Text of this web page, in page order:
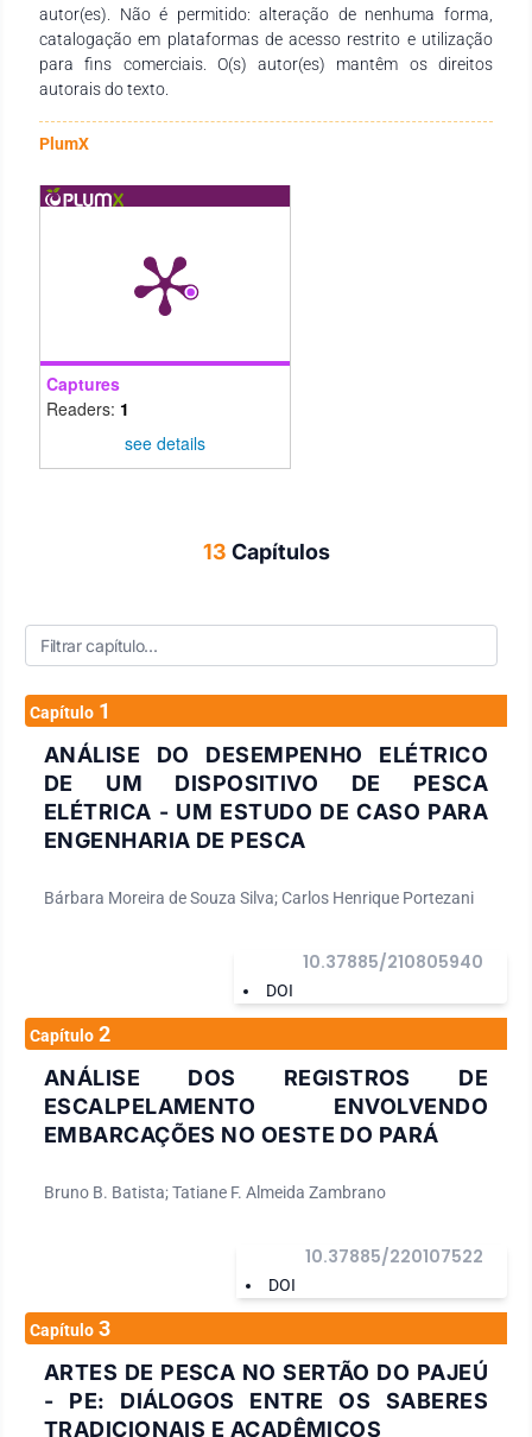
autor(es). Não é permitido: alteração de nenhuma forma,
catalogação em plataformas de acesso restrito e utilização
para fins comerciais. O(s) autor(es) mantêm os direitos
autorais do texto.
PlumX
Captures
Readers: 1
see details
13 Capítulos
Capítulo 1
ANÁLISE DO DESEMPENHO ELÉTRICO
DE UM DISPOSITIVO DE PESCA
ELÉTRICA - UM ESTUDO DE CASO PARA
ENGENHARIA DE PESCA
Bárbara Moreira de Souza Silva; Carlos Henrique Portezani
DOI
10.37885/210805940
Capítulo 2
ANÁLISE DOS REGISTROS DE
ESCALPELAMENTO ENVOLVENDO
EMBARCAÇÕES NO OESTE DO PARÁ
Bruno B. Batista; Tatiane F. Almeida Zambrano
DOI
10.37885/220107522
Capítulo 3
ARTES DE PESCA NO SERTÃO DO PAJEÚ
- PE: DIÁLOGOS ENTRE OS SABERES
TRADICIONAIS E ACADÊMICOS